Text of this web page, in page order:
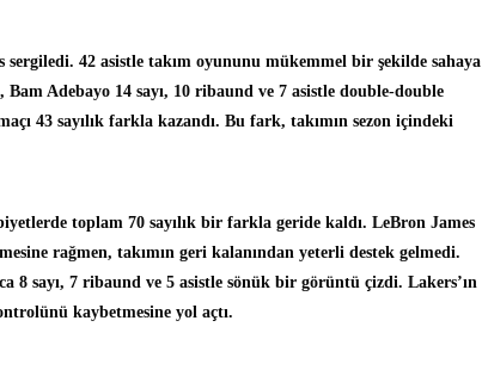
42 asistle takım oyununu mükemmel bir şekilde sahaya
Adebayo 14 sayı, 10 ribaund ve 7 asistle double-double
43 sayılık farkla kazandı. Bu fark, takımın sezon içindeki
toplam 70 sayılık bir farkla geride kaldı. LeBron James
rağmen, takımın geri kalanından yeterli destek gelmedi.
8 sayı, 7 ribaund ve 5 asistle sönük bir görüntü çizdi. Lakers’ın
kaybetmesine yol açtı.